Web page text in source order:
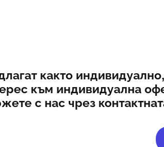
както
към индивидуална
с нас чрез